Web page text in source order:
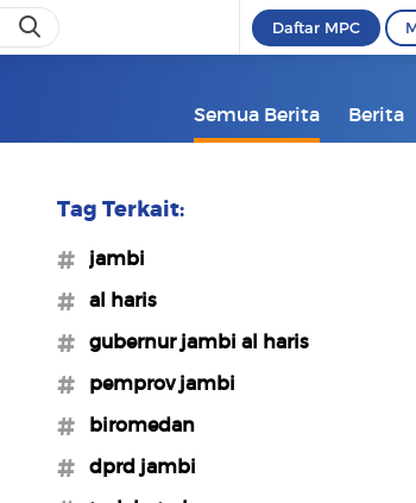
Daftar MPC
Semua Berita Berita
Tag Terkait:
#jambi
#al haris
#gubernur jambi al haris
#pemprov jambi
#biromedan
#dprd jambi